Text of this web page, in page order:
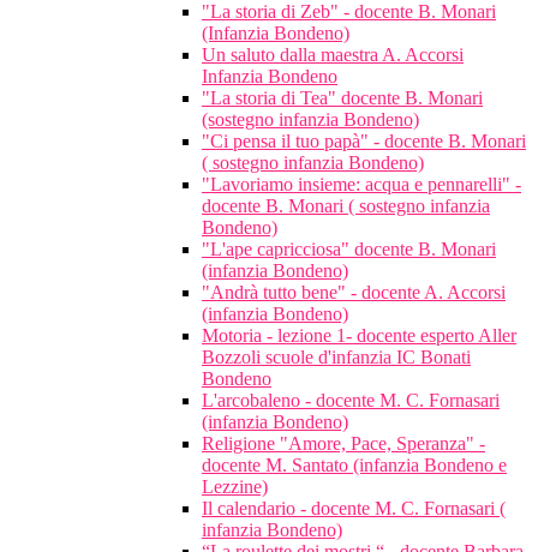
"La storia di Zeb" - docente B. Monari
(Infanzia Bondeno)
Un saluto dalla maestra A. Accorsi
Infanzia Bondeno
"La storia di Tea" docente B. Monari
(sostegno infanzia Bondeno)
"Ci pensa il tuo papà" - docente B. Monari
( sostegno infanzia Bondeno)
"Lavoriamo insieme: acqua e pennarelli" -
docente B. Monari ( sostegno infanzia
Bondeno)
"L'ape capricciosa" docente B. Monari
(infanzia Bondeno)
"Andrà tutto bene" - docente A. Accorsi
(infanzia Bondeno)
Motoria - lezione 1- docente esperto Aller
Bozzoli scuole d'infanzia IC Bonati
Bondeno
L'arcobaleno - docente M. C. Fornasari
(infanzia Bondeno)
Religione "Amore, Pace, Speranza" -
docente M. Santato (infanzia Bondeno e
Lezzine)
Il calendario - docente M. C. Fornasari (
infanzia Bondeno)